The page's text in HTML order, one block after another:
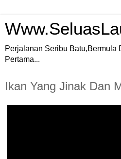
Perjalanan Seribu Batu,Bermula
Pertama...
Ikan Yang Jinak Dan